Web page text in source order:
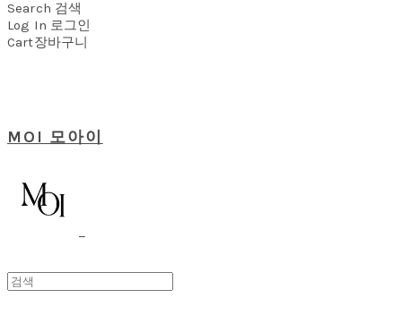
Search 검색
Log In 로그인
Cart장바구니
MOI 모아이